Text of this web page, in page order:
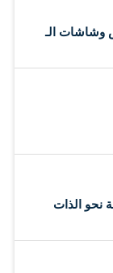
وشاشات الـ
نحو الذات